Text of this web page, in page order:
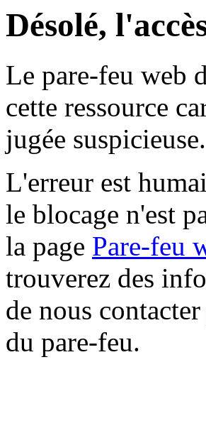
Désolé,
Le pare-feu web
cette ressource
jugée suspicieuse.
L'erreur est
le blocage n'est
la page Pare-feu
trouverez des
de nous
du pare-feu.